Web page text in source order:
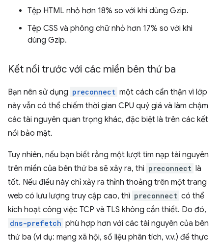
Tệp HTML nhỏ hơn 18% so với khi dùng Gzip.
Tệp CSS và phông chữ nhỏ hơn 17% so với khi
dùng Gzip.
Kết nối trước với các miền bên thứ ba
Bạn nên sử dụng preconnect một cách cẩn thận vì lớp
này vẫn có thể chiếm thời gian CPU quý giá và làm chậm
các tài nguyên quan trọng khác, đặc biệt là trên các kết
nối bảo mật.
Tuy nhiên, nếu bạn biết rằng một lượt tìm nạp tài nguyên
trên miền của bên thứ ba sẽ xảy ra, thì preconnect là
tốt. Nếu điều này chỉ xảy ra thỉnh thoảng trên một trang
web có lưu lượng truy cập cao, thì preconnect có thể
kích hoạt công việc TCP và TLS không cần thiết. Do đó,
dns-prefetch phù hợp hơn với các tài nguyên của bên
thứ ba (ví dụ: mạng xã hội, số liệu phân tích, v.v.) để thực